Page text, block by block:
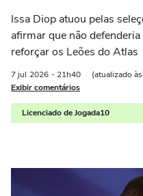
Issa Diop atuou pelas
afirmar que não
reforçar os Leões do Atlas
7 jul 2026 - 21h40 (atualizado
Exibir comentários
Licenciado de Jogada10